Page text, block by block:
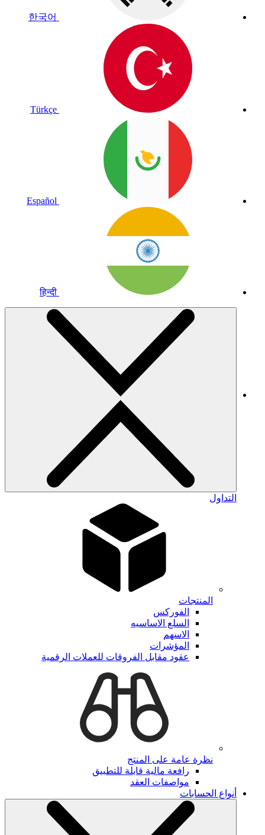
한국어
Türkçe
Español
हिन्दी
التداول
المنتجات
الفوركس
السلع الاساسيه
الاسهم
المؤشرات
عقود مقابل الفروقات للعملات الرقمية
نظرة عامة على المنتج
رافعة مالية قابلة للتطبيق
مواصفات العقد
أنواع الحسابات